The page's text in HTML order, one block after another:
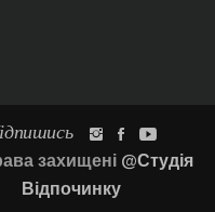
захищені @Студія
Відпочинку